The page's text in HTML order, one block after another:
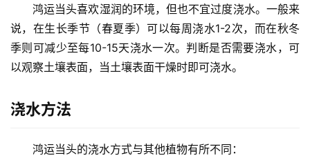
鸿运当头喜欢湿润的环境，但也不宜过度浇水。一般来
说，在生长季节（春夏季）可以每周浇水1-2次，而在秋冬
季则可减少至每10-15天浇水一次。判断是否需要浇水，可
以观察土壤表面，当土壤表面干燥时即可浇水。
浇水方法
鸿运当头的浇水方式与其他植物有所不同：